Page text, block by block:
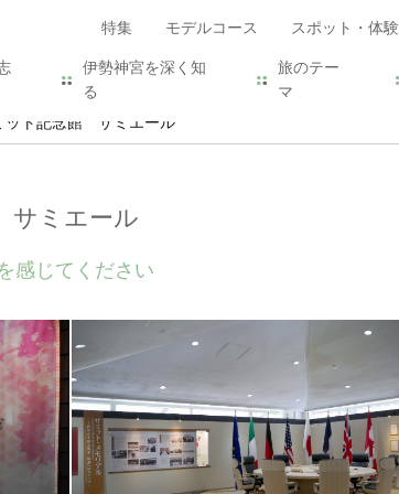
特集 モデルコース スポット・体験
伊勢神宮を深く知
る
旅のテー
マ
ット記念館 サミエール
サミエール
感じてください